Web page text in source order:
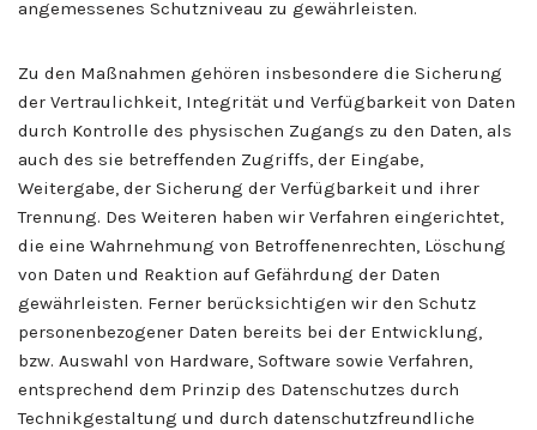
angemessenes Schutzniveau zu gewährleisten.
Zu den Maßnahmen gehören insbesondere die Sicherung
der Vertraulichkeit, Integrität und Verfügbarkeit von Daten
durch Kontrolle des physischen Zugangs zu den Daten, als
auch des sie betreffenden Zugriffs, der Eingabe,
Weitergabe, der Sicherung der Verfügbarkeit und ihrer
Trennung. Des Weiteren haben wir Verfahren eingerichtet,
die eine Wahrnehmung von Betroffenenrechten, Löschung
von Daten und Reaktion auf Gefährdung der Daten
gewährleisten. Ferner berücksichtigen wir den Schutz
personenbezogener Daten bereits bei der Entwicklung,
bzw. Auswahl von Hardware, Software sowie Verfahren,
entsprechend dem Prinzip des Datenschutzes durch
Technikgestaltung und durch datenschutzfreundliche